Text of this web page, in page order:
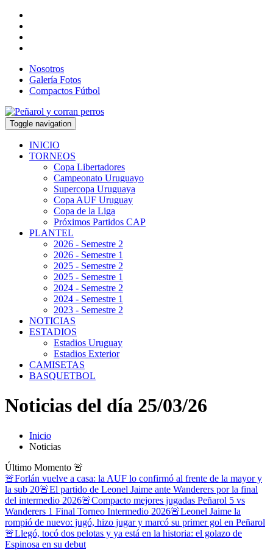
Nosotros
Galería Fotos
Compactos Fútbol
Toggle navigation
INICIO
TORNEOS
Copa Libertadores
Campeonato Uruguayo
Supercopa Uruguaya
Copa AUF Uruguay
Copa de la Liga
Próximos Partidos CAP
PLANTEL
2026 - Semestre 2
2026 - Semestre 1
2025 - Semestre 2
2025 - Semestre 1
2024 - Semestre 2
2024 - Semestre 1
2023 - Semestre 2
NOTICIAS
ESTADIOS
Estadios Uruguay
Estadios Exterior
CAMISETAS
BASQUETBOL
Noticias del día 25/03/26
Inicio
Noticias
Último Momento 🚨
🚨Forlán vuelve a casa: la AUF lo confirmó al frente de la mayor y
la sub 20🚨El partido de Leonel Jaime ante Wanderers por la final
del intermedio 2026🚨Compacto mejores jugadas Peñarol 5 vs
Wanderers 1 Final Torneo Intermedio 2026🚨Leonel Jaime la
rompió de nuevo: jugó, hizo jugar y marcó su primer gol en Peñarol
🚨Llegó, tocó dos pelotas y ya está en la historia: el golazo de
Espinosa en su debut